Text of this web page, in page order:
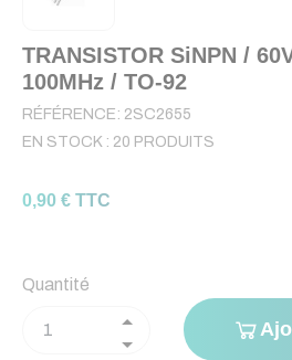
TRANSISTOR SiNPN /
100MHz / TO-92
RÉFÉRENCE: 2SC2655
EN STOCK : 20 PRODUITS
0,90 € TTC
Quantité